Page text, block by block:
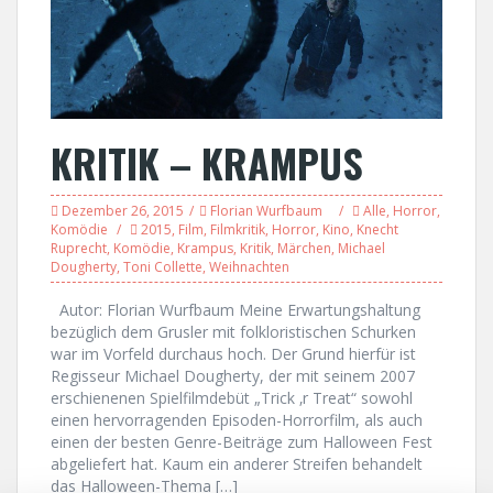
KRITIK – KRAMPUS
Dezember 26, 2015 Florian Wurfbaum Alle, Horror,
Komödie
2015, Film, Filmkritik, Horror, Kino, Knecht
Ruprecht, Komödie, Krampus, Kritik, Märchen, Michael
Dougherty, Toni Collette, Weihnachten
Autor: Florian Wurfbaum Meine Erwartungshaltung
bezüglich dem Grusler mit folkloristischen Schurken
war im Vorfeld durchaus hoch. Der Grund hierfür ist
Regisseur Michael Dougherty, der mit seinem 2007
erschienenen Spielfilmdebüt „Trick ‚r Treat“ sowohl
einen hervorragenden Episoden-Horrorfilm, als auch
einen der besten Genre-Beiträge zum Halloween Fest
abgeliefert hat. Kaum ein anderer Streifen behandelt
das Halloween-Thema […]